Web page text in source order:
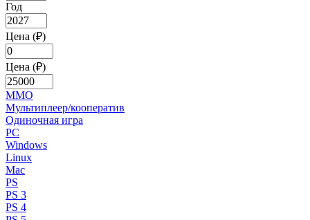
Год
Цена (₽)
Цена (₽)
MMO
Мультиплеер/кооператив
Одиночная игра
PC
Windows
Linux
Mac
PS
PS 3
PS 4